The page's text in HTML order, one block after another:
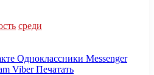
среди
Одноклассники Messenger
Viber Печатать